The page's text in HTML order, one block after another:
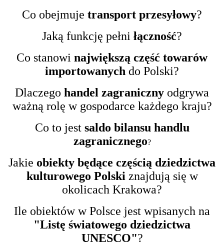
Co obejmuje transport przesyłowy?
Jaką funkcję pełni łączność?
Co stanowi największą część towarów
importowanych do Polski?
Dlaczego handel zagraniczny odgrywa
ważną rolę w gospodarce każdego kraju?
Co to jest saldo bilansu handlu
zagranicznego?
Jakie obiekty będące częścią dziedzictwa
kulturowego Polski znajdują się w
okolicach Krakowa?
Ile obiektów w Polsce jest wpisanych na
"Listę światowego dziedzictwa
UNESCO"?